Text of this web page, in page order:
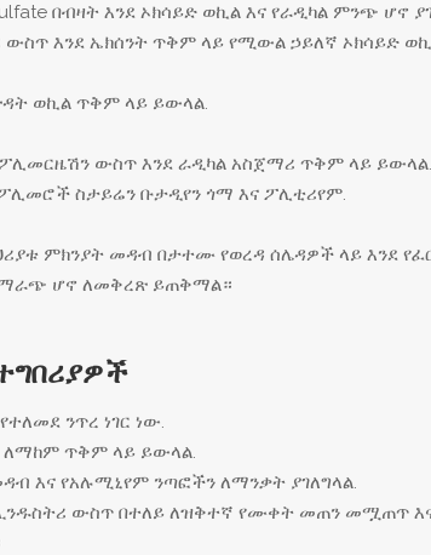
በብዛት እንደ ኦክሳይድ ወኪል እና የራዲካል ምንጭ ሆኖ
እንደ ኤክሰንት ጥቅም ላይ የሚውል ኃይለኛ ኦክሳይድ
ወኪል ጥቅም ላይ ይውላል.
ውስጥ እንደ ራዲካል አስጀማሪ ጥቅም ላይ ይውላል.
ስታይሬን ቡታዲየን ጎማ እና ፖሊቲሪየም.
ምክንያት መዳብ በታተሙ የወረዳ ሰሌዳዎች ላይ እንደ
ሆኖ ለመቅረጽ ይጠቅማል።
ንጥረ ነገር ነው.
ለማከም ጥቅም ላይ ይውላል.
እና የአሉሚኒየም ንጣፎችን ለማንቃት ያገለግላል.
ውስጥ በተለይ ለዝቅተኛ የሙቀት መጠን መሟጠጥ